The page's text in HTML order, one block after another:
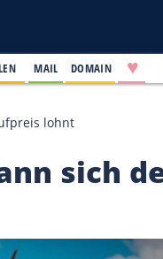
sich der Aufpreis